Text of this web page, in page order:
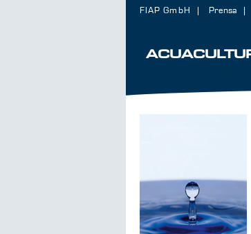
FIAP GmbH Prensa